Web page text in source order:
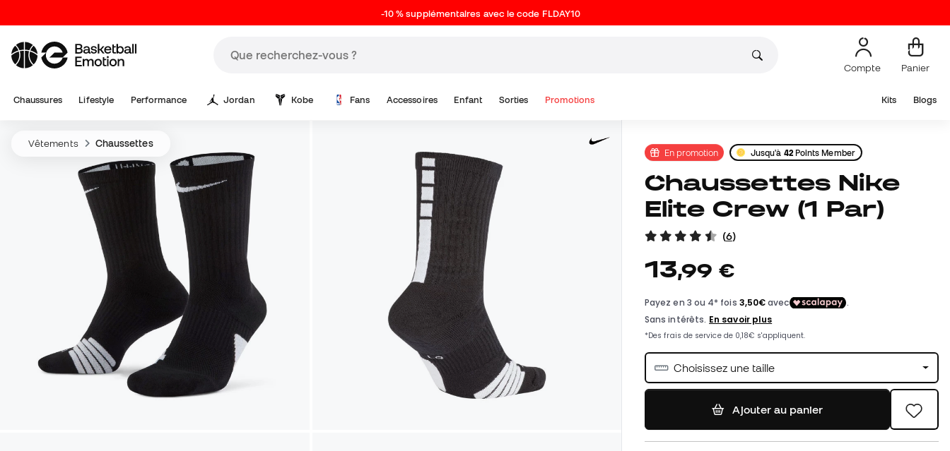
-10 % supplémentaires avec le code FLDAY10
Compte Panier
Chaussures Lifestyle Performance Jordan Kobe Fans Accessoires Enfant Sorties Promotions Kits Blogs
Vêtements Chaussettes
En promotion Jusqu'à 42Points Member
Chaussettes Nike
Elite Crew (1 Par)
(6)
13,99 €
Choisissez une taille
Ajouter au panier